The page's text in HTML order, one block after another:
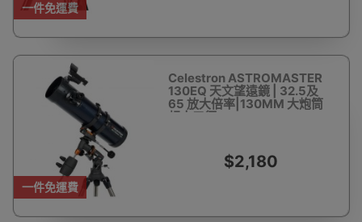
一件免運費
一件免運費
Celestron ASTROMASTER
130EQ 天文望遠鏡 | 32.5及
65 放大倍率|130MM 大炮筒
超大口徑
$2,180